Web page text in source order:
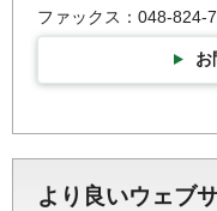
ファックス：048-824-
お
より良いウェブ